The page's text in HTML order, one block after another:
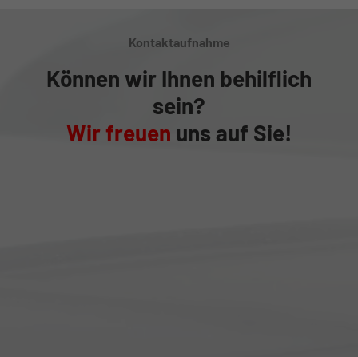
Kontaktaufnahme
Können wir Ihnen behilflich
sein?
Wir freuen uns auf Sie!